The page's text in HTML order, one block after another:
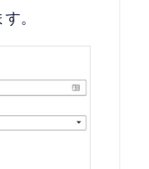
。